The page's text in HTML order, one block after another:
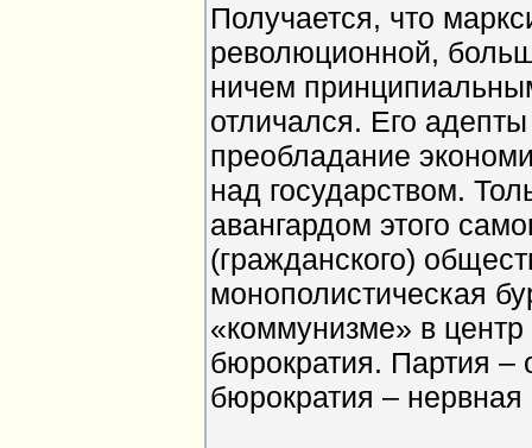
Получается, что
революционной,
ничем
отличался. Его
преобладание
над государством.
авангардом этого
(гражданского)
монополистическая
«коммунизме» в центр
бюрократия. Партия –
бюрократия – нервная